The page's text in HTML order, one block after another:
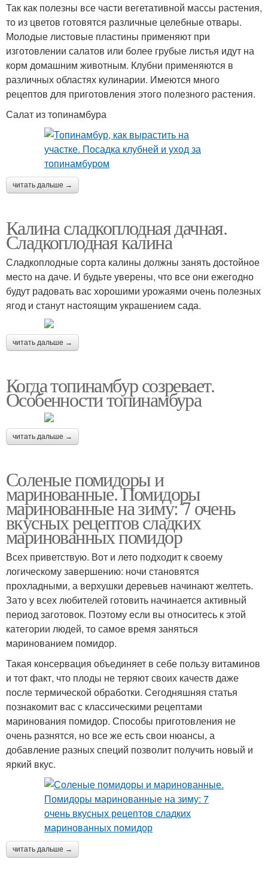
Так как полезны все части вегетативной массы растения,
то из цветов готовятся различные целебные отвары.
Молодые листовые пластины применяют при
изготовлении салатов или более грубые листья идут на
корм домашним животным. Клубни применяются в
различных областях кулинарии. Имеются много
рецептов для приготовления этого полезного растения.
Салат из топинамбура
читать дальше →
Калина сладкоплодная дачная.
Сладкоплодная калина
Сладкоплодные сорта калины должны занять достойное
место на даче. И будьте уверены, что все они ежегодно
будут радовать вас хорошими урожаями очень полезных
ягод и станут настоящим украшением сада.
читать дальше →
Когда топинамбур созревает.
Особенности топинамбура
читать дальше →
Соленые помидоры и
маринованные. Помидоры
маринованные на зиму: 7 очень
вкусных рецептов сладких
маринованных помидор
Всех приветствую. Вот и лето подходит к своему
логическому завершению: ночи становятся
прохладными, а верхушки деревьев начинают желтеть.
Зато у всех любителей готовить начинается активный
период заготовок. Поэтому если вы относитесь к этой
категории людей, то самое время заняться
маринованием помидор.
Такая консервация объединяет в себе пользу витаминов
и тот факт, что плоды не теряют своих качеств даже
после термической обработки. Сегодняшняя статья
познакомит вас с классическими рецептами
маринования помидор. Способы приготовления не
очень разнятся, но все же есть свои нюансы, а
добавление разных специй позволит получить новый и
яркий вкус.
читать дальше →